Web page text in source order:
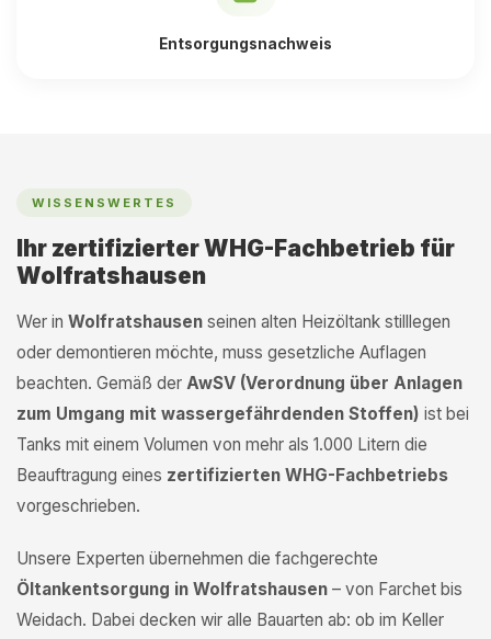
Entsorgungsnachweis
WISSENSWERTES
Ihr zertifizierter WHG-Fachbetrieb für
Wolfratshausen
Wer in Wolfratshausen seinen alten Heizöltank stilllegen
oder demontieren möchte, muss gesetzliche Auflagen
beachten. Gemäß der AwSV (Verordnung über Anlagen
zum Umgang mit wassergefährdenden Stoffen) ist bei
Tanks mit einem Volumen von mehr als 1.000 Litern die
Beauftragung eines zertifizierten WHG-Fachbetriebs
vorgeschrieben.
Unsere Experten übernehmen die fachgerechte
Öltankentsorgung in Wolfratshausen – von Farchet bis
Weidach. Dabei decken wir alle Bauarten ab: ob im Keller